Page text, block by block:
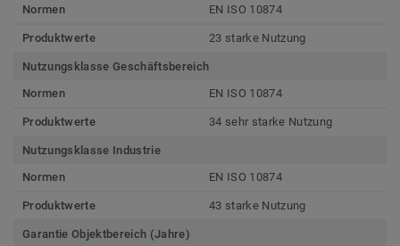
Normen
EN ISO 10874
Produktwerte 23 starke Nutzung
Nutzungsklasse Geschäftsbereich
Normen
EN ISO 10874
Produktwerte 34 sehr starke Nutzung
Nutzungsklasse Industrie
Normen
EN ISO 10874
Produktwerte 43 starke Nutzung
Garantie Objektbereich (Jahre)